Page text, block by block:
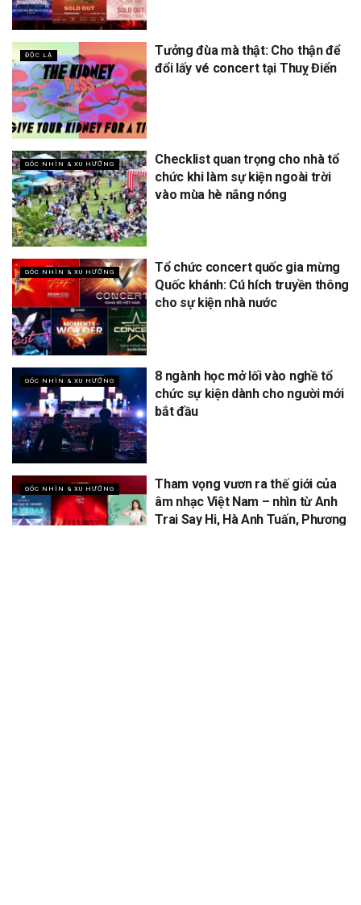
ĐỘC LẠ
Tưởng đùa mà thật: Cho thận để
đổi lấy vé concert tại Thuỵ Điển
GÓC NHÌN & XU HƯỚNG
Checklist quan trọng cho nhà tổ
chức khi làm sự kiện ngoài trời
vào mùa hè nắng nóng
GÓC NHÌN & XU HƯỚNG
Tổ chức concert quốc gia mừng
Quốc khánh: Cú hích truyền thông
cho sự kiện nhà nước
GÓC NHÌN & XU HƯỚNG
8 ngành học mở lối vào nghề tổ
chức sự kiện dành cho người mới
bắt đầu
GÓC NHÌN & XU HƯỚNG
Tham vọng vươn ra thế giới của
âm nhạc Việt Nam – nhìn từ Anh
Trai Say Hi, Hà Anh Tuấn, Phương